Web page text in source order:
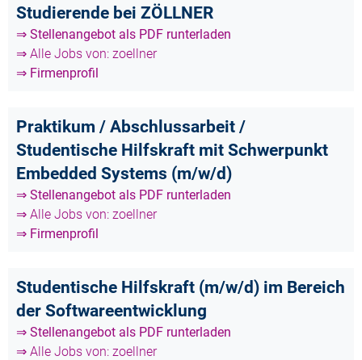
Studierende bei ZÖLLNER
⇒ Stellenangebot als PDF runterladen
⇒ Alle Jobs von: zoellner
⇒ Firmenprofil
Praktikum / Abschlussarbeit /
Studentische Hilfskraft mit Schwerpunkt
Embedded Systems (m/w/d)
⇒ Stellenangebot als PDF runterladen
⇒ Alle Jobs von: zoellner
⇒ Firmenprofil
Studentische Hilfskraft (m/w/d) im Bereich
der Softwareentwicklung
⇒ Stellenangebot als PDF runterladen
⇒ Alle Jobs von: zoellner